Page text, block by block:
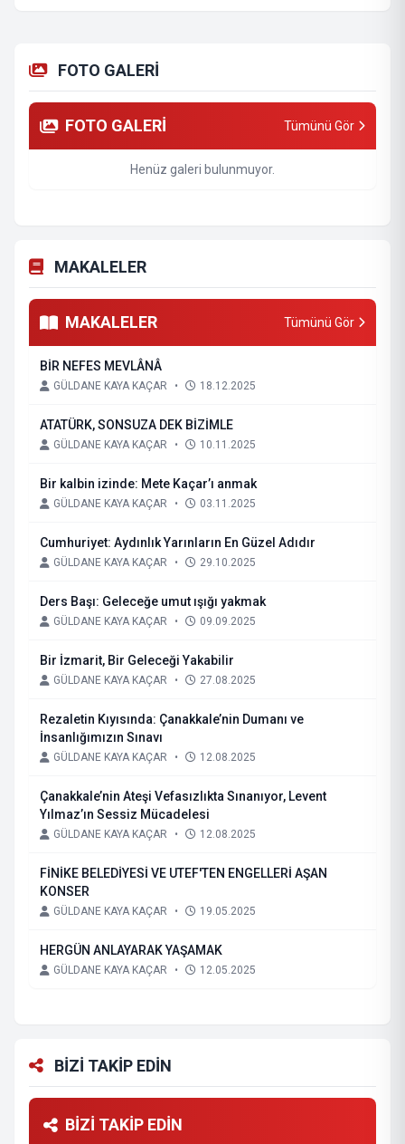
FOTO GALERİ
FOTO GALERİ Tümünü Gör
Henüz galeri bulunmuyor.
MAKALELER
MAKALELER Tümünü Gör
BİR NEFES MEVLÂNÂ
GÜLDANE KAYA KAÇAR • 18.12.2025
ATATÜRK, SONSUZA DEK BİZİMLE
GÜLDANE KAYA KAÇAR • 10.11.2025
Bir kalbin izinde: Mete Kaçar’ı anmak
GÜLDANE KAYA KAÇAR • 03.11.2025
Cumhuriyet: Aydınlık Yarınların En Güzel Adıdır
GÜLDANE KAYA KAÇAR • 29.10.2025
Ders Başı: Geleceğe umut ışığı yakmak
GÜLDANE KAYA KAÇAR • 09.09.2025
Bir İzmarit, Bir Geleceği Yakabilir
GÜLDANE KAYA KAÇAR • 27.08.2025
Rezaletin Kıyısında: Çanakkale’nin Dumanı ve
İnsanlığımızın Sınavı
GÜLDANE KAYA KAÇAR • 12.08.2025
Çanakkale’nin Ateşi Vefasızlıkta Sınanıyor, Levent
Yılmaz’ın Sessiz Mücadelesi
GÜLDANE KAYA KAÇAR • 12.08.2025
FİNİKE BELEDİYESİ VE UTEF'TEN ENGELLERİ AŞAN
KONSER
GÜLDANE KAYA KAÇAR • 19.05.2025
HERGÜN ANLAYARAK YAŞAMAK
GÜLDANE KAYA KAÇAR • 12.05.2025
BİZİ TAKİP EDİN
BİZİ TAKİP EDİN